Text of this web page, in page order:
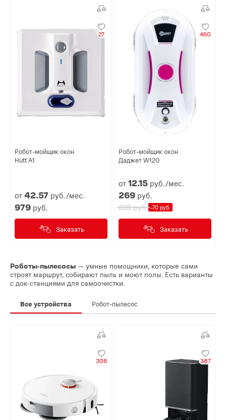
27
Робот-мойщик окон
Hutt A1
от42.57 руб./мес.
979 руб.
Заказать
460
Робот-мойщик окон
Даджет W120
от12.15 руб./мес.
269 руб.
339руб. -70 руб.
Заказать
Роботы‑пылесосы — умные помощники, которые сами
строят маршрут, собирают пыль и моют полы. Есть варианты
с док‑станциями для самоочистки.
Все устройства Робот-пылесос
308 387